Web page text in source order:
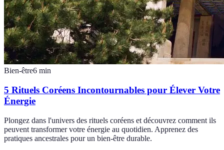
Bien-être6 min
5 Rituels Coréens Incontournables pour Élever Votre
Énergie
Plongez dans l'univers des rituels coréens et découvrez comment ils
peuvent transformer votre énergie au quotidien. Apprenez des
pratiques ancestrales pour un bien-être durable.